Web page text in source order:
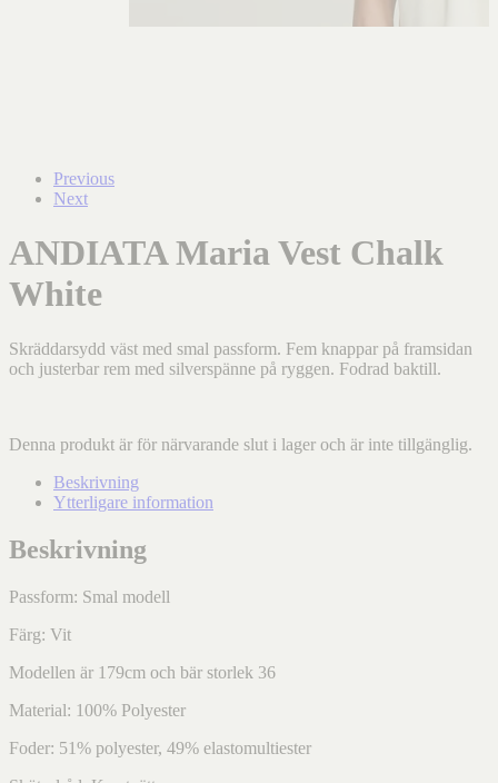
Previous
Next
ANDIATA Maria Vest Chalk
White
Skräddarsydd väst med smal passform. Fem knappar på framsidan
och justerbar rem med silverspänne på ryggen. Fodrad baktill.
Denna produkt är för närvarande slut i lager och är inte tillgänglig.
Beskrivning
Ytterligare information
Beskrivning
Passform: Smal modell
Färg: Vit
Modellen är 179cm och bär storlek 36
Material: 100% Polyester
Foder: 51% polyester, 49% elastomultiester